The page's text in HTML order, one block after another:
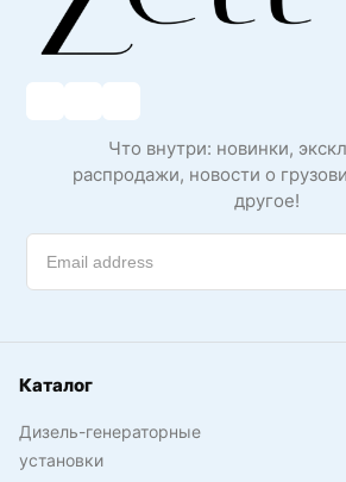
Что внутри: новинки,
распродажи, новости о
другое!
Каталог
Дизель-генераторные
установки